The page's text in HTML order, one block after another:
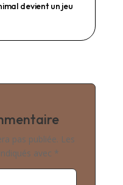
devient un jeu
pas publiée. Les
avec *